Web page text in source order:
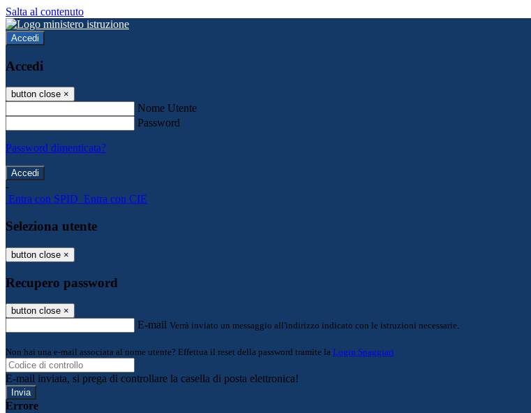
Salta al contenuto
Accedi
Accedi
button close ×
Nome Utente
Password
Password dimenticata?
-
Entra con SPID Entra con CIE
Seleziona utente
button close ×
Recupero password
button close ×
E-mail Verrà inviato un messaggio all'indirizzo indicato con le istruzioni necessarie.
Non hai una e-mail associata al nome utente? Effettua il reset della password tramite la Login Spaggiari
E-mail inviata, si prega di controllare la casella di posta elettronica!
Errore